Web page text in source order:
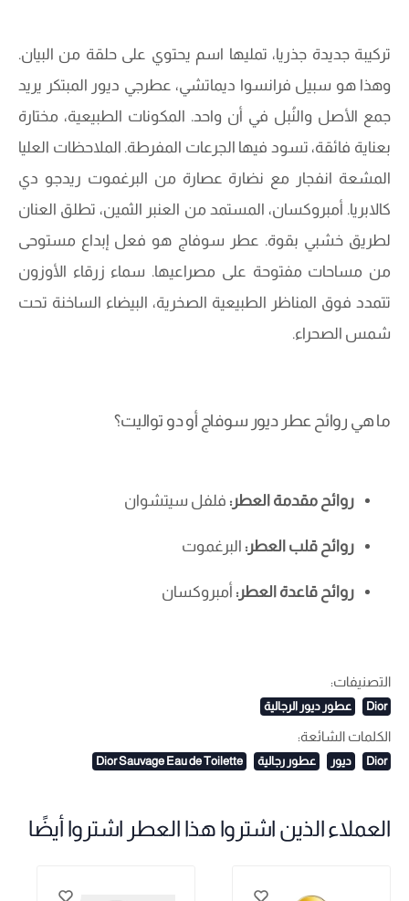
تركيبة جديدة جذريا، تمليها اسم يحتوي على حلقة من البيان.
وهذا هو سبيل فرانسوا ديماتشي، عطرجي ديور المبتكر يريد
جمع الأصل والنُبل في أن واحد. المكونات الطبيعية، مختارة
بعناية فائقة، تسود فيها الجرعات المفرطة. الملاحظات العليا
المشعة انفجار مع نضارة عصارة من البرغموت ريدجو دي
كالابريا. أمبروكسان، المستمد من العنبر الثمين، تطلق العنان
لطريق خشبي بقوة. عطر سوفاج هو فعل إبداع مستوحى
من مساحات مفتوحة على مصراعيها. سماء زرقاء الأوزون
تتمدد فوق المناظر الطبيعية الصخرية، البيضاء الساخنة تحت
شمس الصحراء.
ما هي روائح عطر ديور سوفاج أو دو تواليت؟
روائح مقدمة العطر: فلفل سيتشوان
روائح قلب العطر: البرغموت
روائح قاعدة العطر: أمبروكسان
التصنيفات:
Dior عطور ديور الرجالية
الكلمات الشائعة:
Dior ديور عطور رجالية Dior Sauvage Eau de Toilette
العملاء الذين اشتروا هذا العطر اشتروا أيضًا